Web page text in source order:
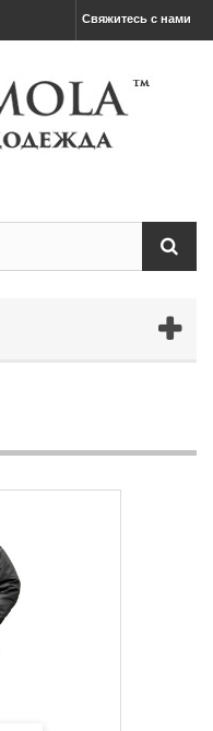
Свяжитесь с нами